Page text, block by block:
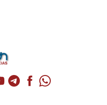
/ Twitter (se abre en una
Instagram (se abre en una
de TikTok (se abre en
Cuenta de YouTube (se abre
Cuenta de Telegram (se
Cuenta de
Cuenta de